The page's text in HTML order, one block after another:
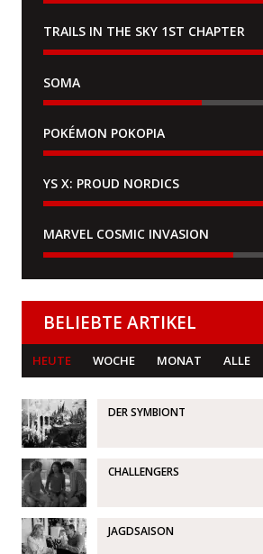
TRAILS IN THE SKY 1ST CHAPTER
SOMA
POKÉMON POKOPIA
YS X: PROUD NORDICS
MARVEL COSMIC INVASION
BELIEBTE ARTIKEL
HEUTE WOCHE MONAT ALLE
DER SYMBIONT
CHALLENGERS
JAGDSAISON